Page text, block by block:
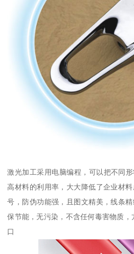
激光加工采用电脑编程，可以把不同
高材料的利用率，大大降低了企业材
号，防伪功能强，且图文精美，线条
保节能，无污染，不含任何毒害物质，
口